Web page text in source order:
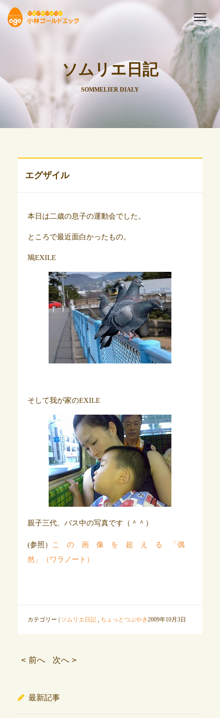
ソムリエ日記
SOMMELIER DIALY
エグザイル
本日は二歳の息子の運動会でした。
ところで最近面白かったもの。
鳩EXILE
そして我が家のEXILE
親子三代、バス中の写真です（＾＾）
(参照）
こ の 画 像 を 超 え る 「偶
然」（ワラノート）
カテゴリー | ソムリエ日記, ちょっとつぶやき2009年10月3日
< 前へ 次へ >
最新記事